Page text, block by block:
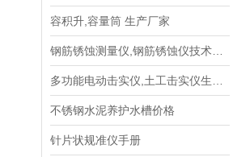
容积升,容量筒 生产厂家
不锈钢水泥养护水槽价格
针片状规准仪手册